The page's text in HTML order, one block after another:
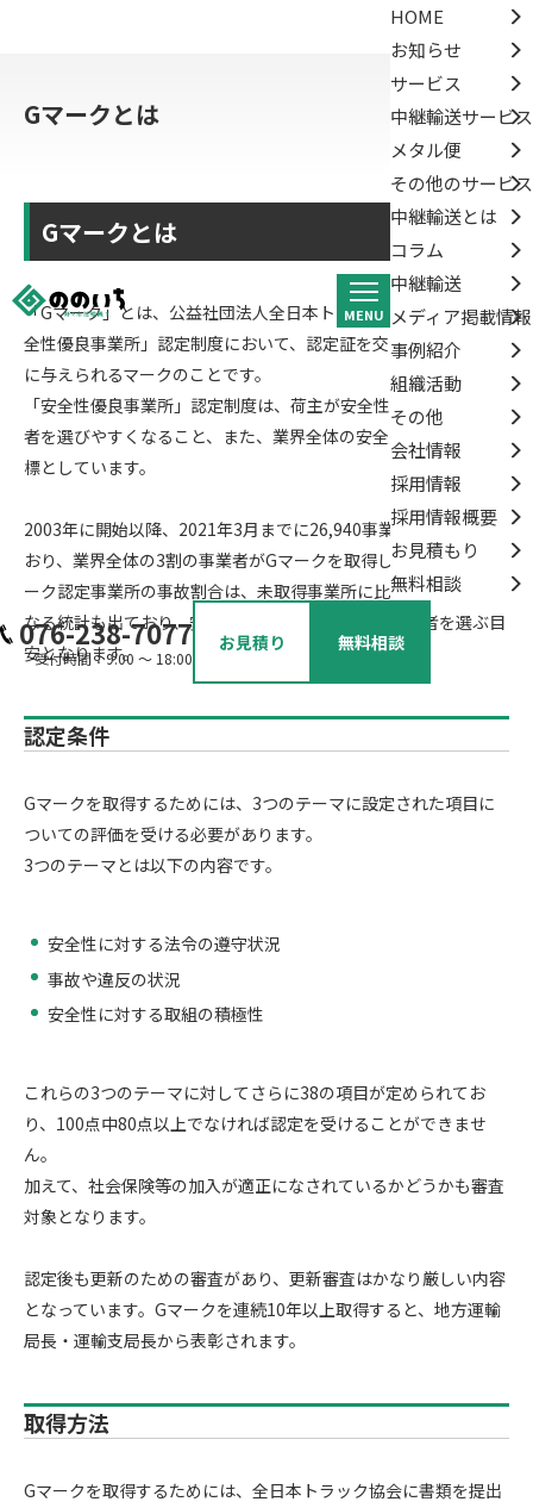
MENU
HOME
お知らせ
サービス
中継輸送サービス
メタル便
その他のサービス
中継輸送とは
コラム
中継輸送
メディア掲載情報
事例紹介
組織活動
その他
会社情報
採用情報
採用情報概要
お見積もり
無料相談
076-238-7077
受付時間：9:00 ～ 18:00
お見積り 無料相談
Gマークとは
Gマークとは
「Gマーク」とは、公益社団法人全日本トラック協会による「安
全性優良事業所」認定制度において、認定証を交付された事業者
に与えられるマークのことです。
「安全性優良事業所」認定制度は、荷主が安全性の高い運送事業
者を選びやすくなること、また、業界全体の安全意識の向上を目
標としています。
2003年に開始以降、2021年3月までに26,940事業所が取得して
おり、業界全体の3割の事業者がGマークを取得しています。Ｇマ
ーク認定事業所の事故割合は、未取得事業所に比べて半分以下と
なる統計も出ており、安全性の高いトラック運送事業者を選ぶ目
安となります。
認定条件
Gマークを取得するためには、3つのテーマに設定された項目に
ついての評価を受ける必要があります。
3つのテーマとは以下の内容です。
安全性に対する法令の遵守状況
事故や違反の状況
安全性に対する取組の積極性
これらの3つのテーマに対してさらに38の項目が定められてお
り、100点中80点以上でなければ認定を受けることができませ
ん。
加えて、社会保険等の加入が適正になされているかどうかも審査
対象となります。
認定後も更新のための審査があり、更新審査はかなり厳しい内容
となっています。Gマークを連続10年以上取得すると、地方運輸
局長・運輸支局長から表彰されます。
取得方法
Gマークを取得するためには、全日本トラック協会に書類を提出